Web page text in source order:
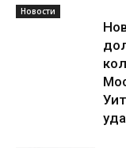
Новости